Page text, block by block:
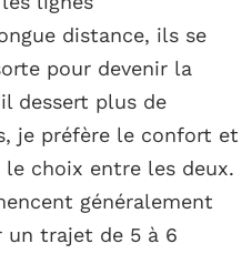
distance, ils se
pour devenir la
dessert plus de
je préfère le confort et
choix entre les deux.
généralement
un trajet de 5 à 6